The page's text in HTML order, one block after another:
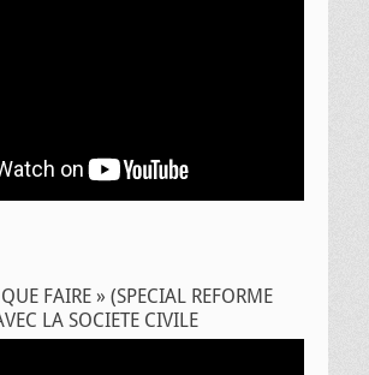
FAIRE » (SPECIAL REFORME
LA SOCIETE CIVILE